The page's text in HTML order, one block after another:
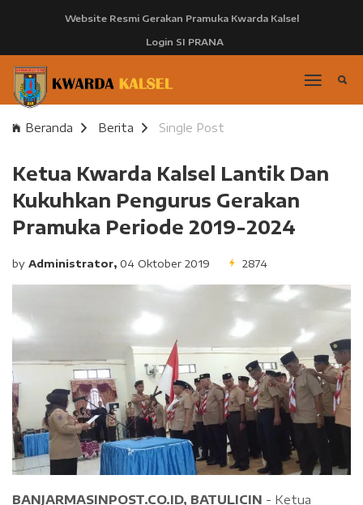
Website Resmi Gerakan Pramuka Kwarda Kalsel
Login SI PRANA
Beranda Berita Single Post
Ketua Kwarda Kalsel Lantik Dan
Kukuhkan Pengurus Gerakan
Pramuka Periode 2019-2024
by Administrator, 04 Oktober 2019 2874
BANJARMASINPOST.CO.ID, BATULICIN - Ketua